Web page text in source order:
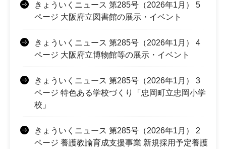
きょういくニュース 第285号（2026年1月） 5
ページ 大阪府立図書館の展示・イベント
きょういくニュース 第285号（2026年1月） 4
ページ 大阪府立博物館等の展示・イベント
きょういくニュース 第285号（2026年1月） 3
ページ 特色ある学校づくり「忠岡町立忠岡小学
校」
きょういくニュース 第285号（2026年1月） 2
ページ 養護教諭育成支援事業 新規採用予定養護